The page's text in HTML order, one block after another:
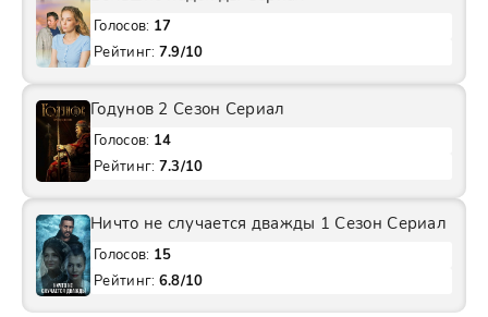
Голосов: 17
Рейтинг: 7.9/10
Годунов 2 Сезон Сериал
Голосов: 14
Рейтинг: 7.3/10
Ничто не случается дважды 1 Сезон Сериал
Голосов: 15
Рейтинг: 6.8/10